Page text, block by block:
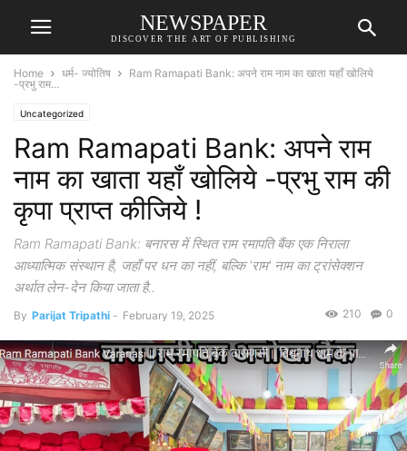
NEWSPAPER
DISCOVER THE ART OF PUBLISHING
Home धर्म- ज्योतिष
Ram Ramapati Bank: अपने राम नाम का खाता यहाँ खोलिये
-प्रभु राम...
Uncategorized
Ram Ramapati Bank: अपने राम
नाम का खाता यहाँ खोलिये -प्रभु राम की
कृपा प्राप्त कीजिये !
Ram Ramapati Bank: बनारस में स्थित राम रमापति बैंक एक निराला
आध्यात्मिक संस्थान है, जहाँ पर धन का नहीं, बल्कि 'राम' नाम का ट्रांसेक्शन
अर्थात लेन-देन किया जाता है..
By Parijat Tripathi - February 19, 2025 0
210